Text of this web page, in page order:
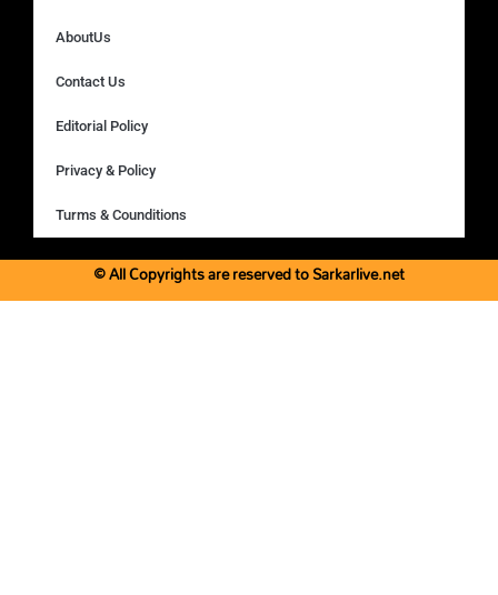
AboutUs
Contact Us
Editorial Policy
Privacy & Policy
Turms & Counditions
© All Copyrights are reserved to Sarkarlive.net